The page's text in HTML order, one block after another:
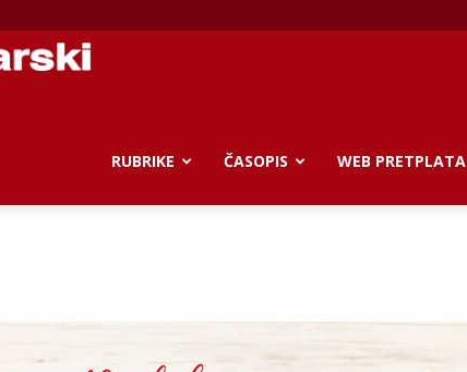
Gospodarski
RUBRIKE ČASOPIS WEB PRETPLATA